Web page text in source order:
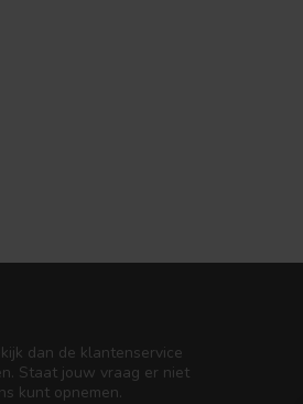
dan de klantenservice
Staat jouw vraag er niet
kunt opnemen.